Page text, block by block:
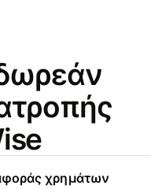
χρημάτων